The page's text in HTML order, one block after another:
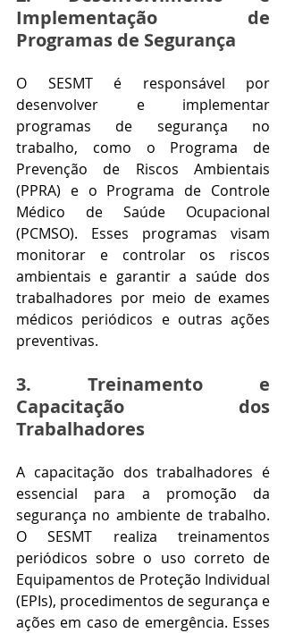
Implementação de
Programas de Segurança
O SESMT é responsável por
desenvolver e implementar
programas de segurança no
trabalho, como o Programa de
Prevenção de Riscos Ambientais
(PPRA) e o Programa de Controle
Médico de Saúde Ocupacional
(PCMSO). Esses programas visam
monitorar e controlar os riscos
ambientais e garantir a saúde dos
trabalhadores por meio de exames
médicos periódicos e outras ações
preventivas.
3. Treinamento e
Capacitação dos
Trabalhadores
A capacitação dos trabalhadores é
essencial para a promoção da
segurança no ambiente de trabalho.
O SESMT realiza treinamentos
periódicos sobre o uso correto de
Equipamentos de Proteção Individual
(EPIs), procedimentos de segurança e
ações em caso de emergência. Esses